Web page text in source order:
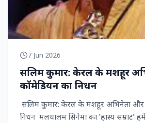
7 Jun 2026
सलिम कुमार: केरल के मशहूर
कॉमेडियन का निधन
सलिम कुमार: केरल के मशहूर अभिनेता और
निधन मलयालम सिनेमा का 'हास्य सम्राट'